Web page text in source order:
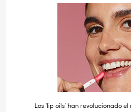
Los ‘lip oils’ han revolucionado